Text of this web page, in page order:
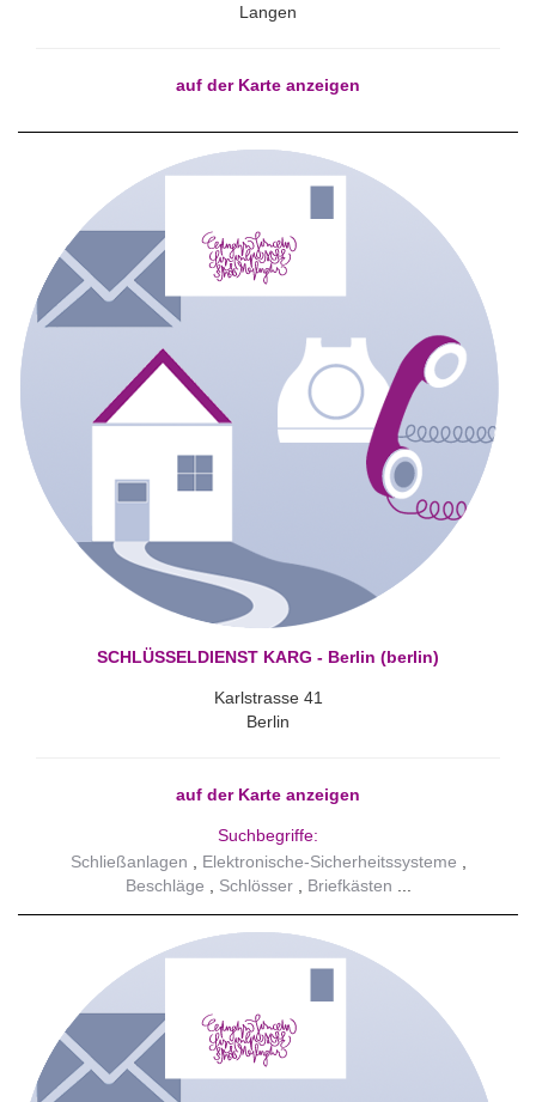
Langen
auf der Karte anzeigen
SCHLÜSSELDIENST KARG - Berlin (berlin)
Karlstrasse 41
Berlin
auf der Karte anzeigen
Suchbegriffe:
Schließanlagen
Elektronische-Sicherheitssysteme
Beschläge
Schlösser Briefkästen